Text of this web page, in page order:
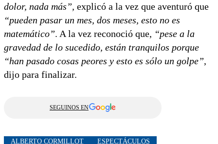
dolor, nada más”, explicó a la vez que aventuró que
“pueden pasar un mes, dos meses, esto no es
matemático”. A la vez reconoció que, “pese a la
gravedad de lo sucedido, están tranquilos porque
“han pasado cosas peores y esto es sólo un golpe”,
dijo para finalizar.
SEGUINOS EN
ALBERTO CORMILLOT ESPECTÁCULOS